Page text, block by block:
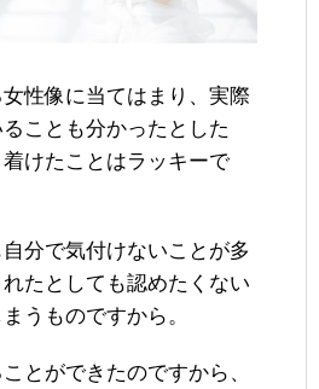
性像に当てはまり、実際
ことも分かったとした
けたことはラッキーで
分で気付けないことが多
たとしても認めたくない
うものですから。
とができたのですから、